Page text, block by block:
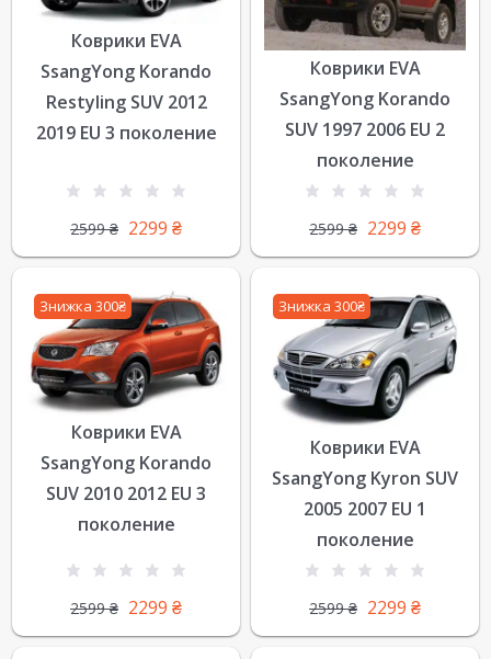
Коврики EVA
SsangYong Korando
Restyling SUV 2012
2019 EU 3 поколение
2599₴ 2299 ₴
Коврики EVA
SsangYong Korando
SUV 1997 2006 EU 2
поколение
2599₴ 2299 ₴
Знижка 300₴
Коврики EVA
SsangYong Korando
SUV 2010 2012 EU 3
поколение
2599₴ 2299 ₴
Знижка 300₴
Коврики EVA
SsangYong Kyron SUV
2005 2007 EU 1
поколение
2599₴ 2299 ₴